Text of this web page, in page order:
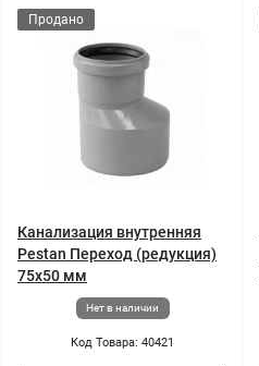
Продано
Канализация внутренняя
Pestan Переход (редукция)
75х50 мм
Нет в наличии
Код Товара: 40421